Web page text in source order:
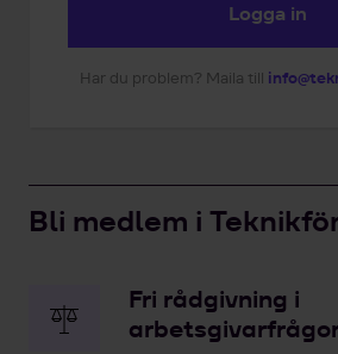
Logga in
Har du problem? Maila till
Bli medlem i
Fri rådgivning i